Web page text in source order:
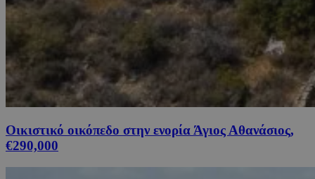
Οικιστικό οικόπεδο στην ενορία Άγιος Αθανάσιος,
€290,000